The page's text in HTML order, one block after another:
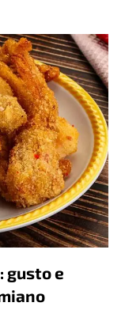
gusto e